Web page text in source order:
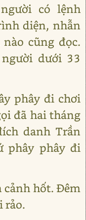
có lệnh
diện, nhẫn
cũng đọc.
dưới 33
phây đi chơi
đã hai tháng
danh Trần
phây phây đi
cảnh hốt. Đêm
rảo.